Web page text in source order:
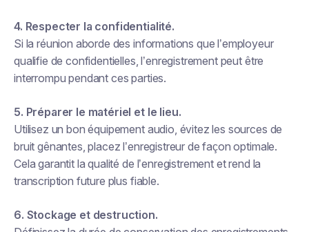
4. Respecter la confidentialité.
Si la réunion aborde des informations que l’employeur
qualifie de confidentielles, l’enregistrement peut être
interrompu pendant ces parties.
5. Préparer le matériel et le lieu.
Utilisez un bon équipement audio, évitez les sources de
bruit gênantes, placez l’enregistreur de façon optimale.
Cela garantit la qualité de l’enregistrement et rend la
transcription future plus fiable.
6. Stockage et destruction.